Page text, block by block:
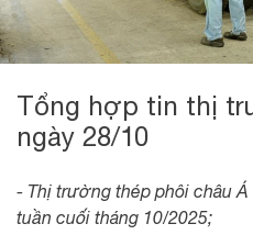
Tổng hợp tin thị
ngày 28/10
- Thị trường thép phôi châu
tuần cuối tháng 10/2025;